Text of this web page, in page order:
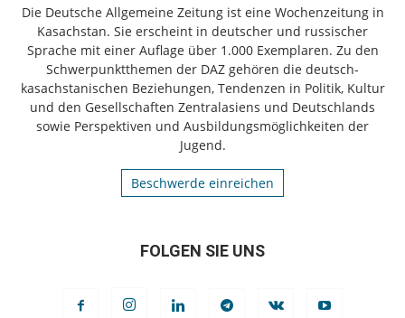
Die Deutsche Allgemeine Zeitung ist eine Wochenzeitung in
Kasachstan. Sie erscheint in deutscher und russischer
Sprache mit einer Auflage über 1.000 Exemplaren. Zu den
Schwerpunktthemen der DAZ gehören die deutsch-
kasachstanischen Beziehungen, Tendenzen in Politik, Kultur
und den Gesellschaften Zentralasiens und Deutschlands
sowie Perspektiven und Ausbildungsmöglichkeiten der
Jugend.
Beschwerde einreichen
FOLGEN SIE UNS